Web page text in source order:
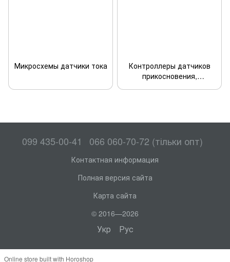
Микросхемы датчики тока
Контроллеры датчиков
прикосновения,
099 435-00-41 066 060-70-72 (тільки опт)
Контактная информация
Полная версия сайта
Карта сайта
© 2016—2026
Укр Рус
Online store built with Horoshop